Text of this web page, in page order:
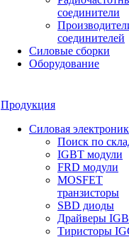
соединители
соединителей
Силовые сборки
Оборудование
Продукция
Силовая
Поиск по
IGBT модули
FRD модули
MOSFET
транзисторы
SBD диоды
Драйверы
Тиристоры